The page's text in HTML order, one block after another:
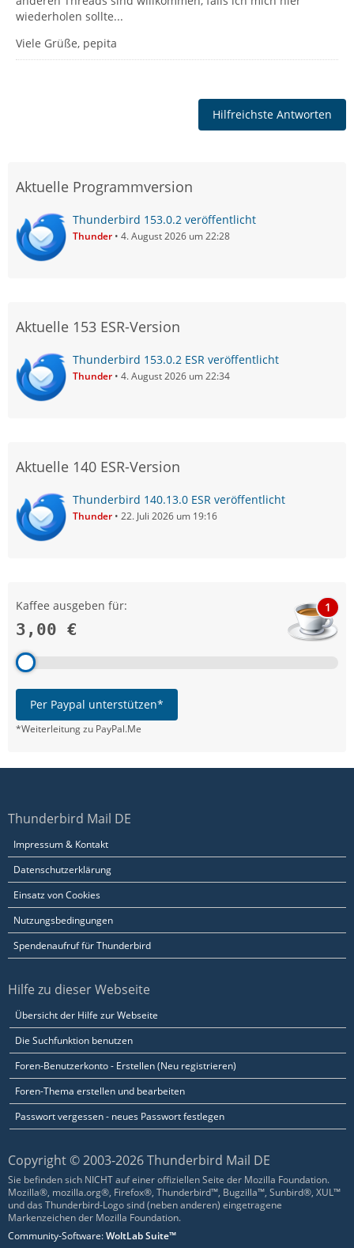
wiederholen sollte...
Viele Grüße, pepita
Hilfreichste Antworten
Aktuelle Programmversion
Thunderbird 153.0.2 veröffentlicht
Thunder 4. August 2026 um 22:28
Aktuelle 153 ESR-Version
Thunderbird 153.0.2 ESR veröffentlicht
Thunder 4. August 2026 um 22:34
Aktuelle 140 ESR-Version
Thunderbird 140.13.0 ESR veröffentlicht
Thunder 22. Juli 2026 um 19:16
Kaffee ausgeben für:
3,00 €
1
Per Paypal unterstützen*
*Weiterleitung zu PayPal.Me
Thunderbird Mail DE
Impressum & Kontakt
Datenschutzerklärung
Einsatz von Cookies
Nutzungsbedingungen
Spendenaufruf für Thunderbird
Hilfe zu dieser Webseite
Übersicht der Hilfe zur Webseite
Die Suchfunktion benutzen
Foren-Benutzerkonto - Erstellen (Neu registrieren)
Foren-Thema erstellen und bearbeiten
Passwort vergessen - neues Passwort festlegen
Copyright © 2003-2026 Thunderbird Mail DE
Sie befinden sich NICHT auf einer offiziellen Seite der Mozilla Foundation.
Mozilla®, mozilla.org®, Firefox®, Thunderbird™, Bugzilla™, Sunbird®, XUL™
und das Thunderbird-Logo sind (neben anderen) eingetragene
Markenzeichen der Mozilla Foundation.
Community-Software:WoltLab Suite™